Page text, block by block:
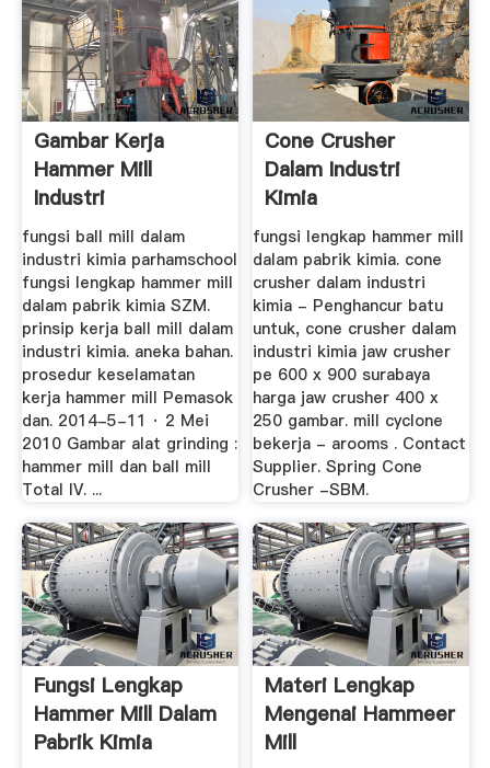
Gambar Kerja
Hammer Mill
Industri
fungsi ball mill dalam
industri kimia parhamschool
fungsi lengkap hammer mill
dalam pabrik kimia SZM.
prinsip kerja ball mill dalam
industri kimia. aneka bahan.
prosedur keselamatan
kerja hammer mill Pemasok
dan. 2014-5-11 · 2 Mei
2010 Gambar alat grinding :
hammer mill dan ball mill
Total IV. ...
Cone Crusher
Dalam Industri
Kimia
fungsi lengkap hammer mill
dalam pabrik kimia. cone
crusher dalam industri
kimia - Penghancur batu
untuk, cone crusher dalam
industri kimia jaw crusher
pe 600 x 900 surabaya
harga jaw crusher 400 x
250 gambar. mill cyclone
bekerja - arooms . Contact
Supplier. Spring Cone
Crusher -SBM.
Fungsi Lengkap
Hammer Mill Dalam
Pabrik Kimia
Materi Lengkap
Mengenai Hammeer
Mill